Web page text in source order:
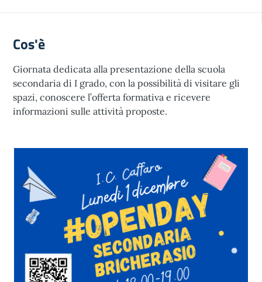
Cos'è
Giornata dedicata alla presentazione della scuola
secondaria di I grado, con la possibilità di visitare gli
spazi, conoscere l’offerta formativa e ricevere
informazioni sulle attività proposte.